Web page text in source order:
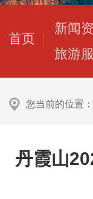
首页
新闻
旅游
您当前的位置：
丹霞山